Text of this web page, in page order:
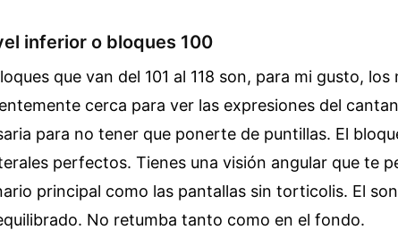
inferior o bloques 100
que van del 101 al 118 son, para mi gusto, los
cerca para ver las expresiones del
para no tener que ponerte de puntillas. El
perfectos. Tienes una visión angular que te
principal como las pantallas sin torticolis. El
No retumba tanto como en el fondo.